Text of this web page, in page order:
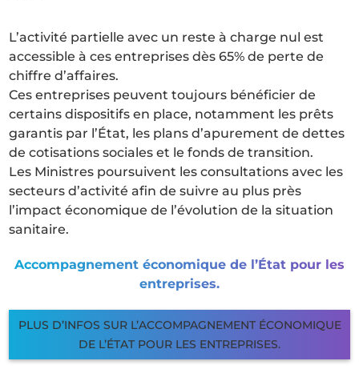
L’activité partielle avec un reste à charge nul est
accessible à ces entreprises dès 65% de perte de
chiffre d’affaires.
Ces entreprises peuvent toujours bénéficier de
certains dispositifs en place, notamment les prêts
garantis par l’État, les plans d’apurement de dettes
de cotisations sociales et le fonds de transition.
Les Ministres poursuivent les consultations avec les
secteurs d’activité afin de suivre au plus près
l’impact économique de l’évolution de la situation
sanitaire.
Accompagnement économique de l’État pour les
entreprises.
PLUS D’INFOS SUR L’ACCOMPAGNEMENT ÉCONOMIQUE
DE L’ÉTAT POUR LES ENTREPRISES.